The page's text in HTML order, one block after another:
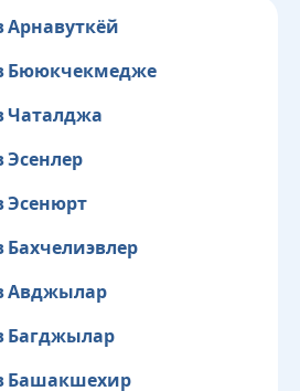
Бююкчекмедже
Чаталджа
Эсенюрт
Авджылар
Багджылар
Башакшехир